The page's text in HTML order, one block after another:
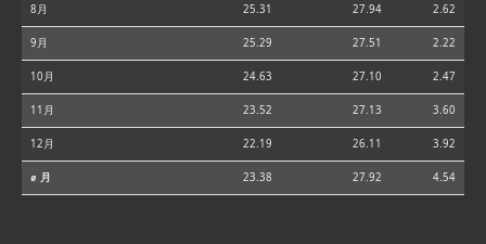
8月 25.31 27.94 2.62
9月 25.29 27.51 2.22
10月 24.63 27.10 2.47
11月 23.52 27.13 3.60
12月 22.19 26.11 3.92
⌀ 月 23.38 27.92 4.54